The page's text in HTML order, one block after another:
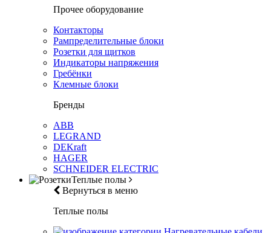
Прочее оборудование
Контакторы
Рампределительные блоки
Розетки для щитков
Индикаторы напряжения
Гребёнки
Клемные блоки
Бренды
ABB
LEGRAND
DEKraft
HAGER
SCHNEIDER ELECTRIC
Теплые полы
Вернуться в меню
Теплые полы